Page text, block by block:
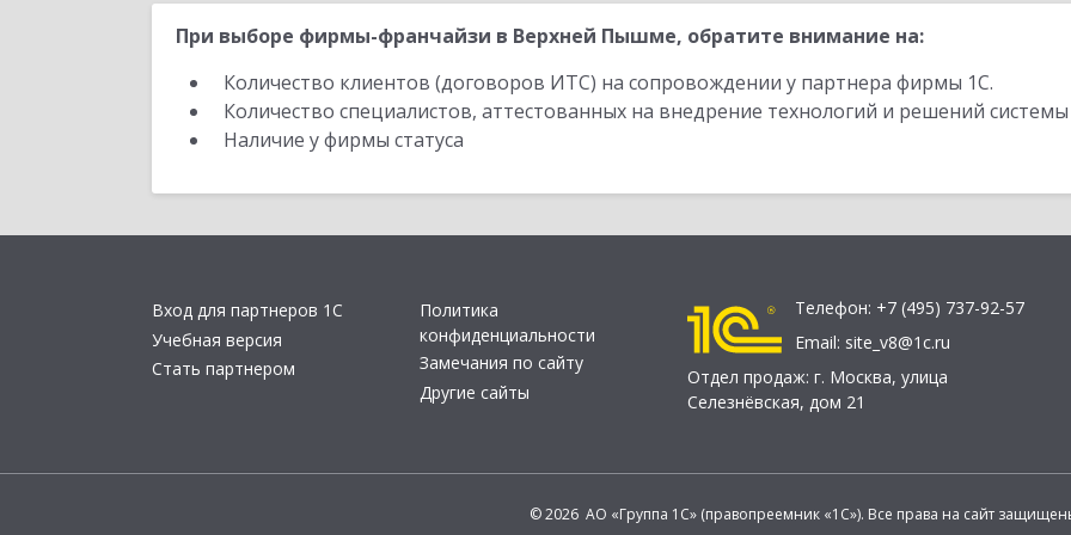
При выборе фирмы-франчайзи в Верхней Пышме, обратите внимание на:
Количество клиентов (договоров ИТС) на сопровождении у партнера фирмы 1С.
Количество специалистов, аттестованных на внедрение технологий и решений
Наличие у фирмы статуса
Вход для партнеров 1С
Учебная версия
Стать партнером
Политика
конфиденциальности
Замечания по сайту
Другие сайты
Телефон: +7 (495) 737-92-57
Email: site_v8@1c.ru
Отдел продаж: г. Москва, улица
Селезнёвская, дом 21
© 2026 АО «Группа 1С» (правопреемник «1С»). Все права на сайт